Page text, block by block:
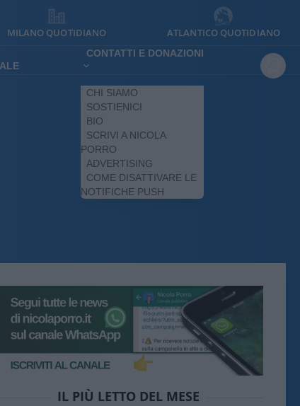
MILANO QUOTIDIANO ATLANTICO QUOTIDIANO
CONTATTI E DONAZIONI
CHI SIAMO
SOSTIENICI
BIO
SCRIVI A NICOLA
PORRO
ADVERTISING
COME DISATTIVARE LE
NOTIFICHE PUSH
IL PIÙ LETTO DEL MESE